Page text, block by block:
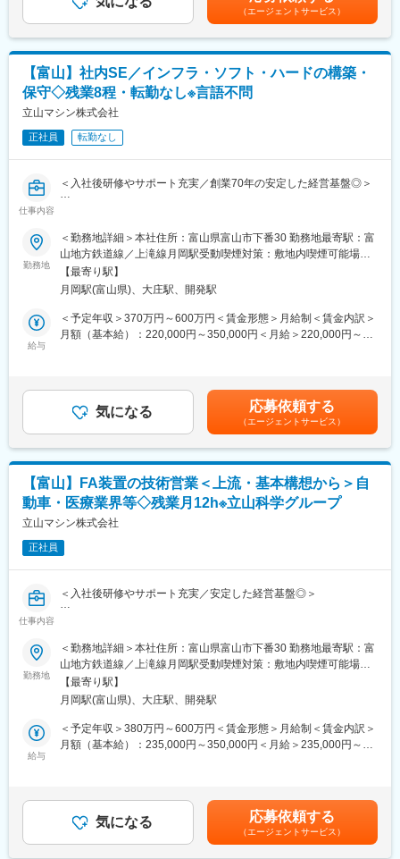
す。
★魅力２：社風
社内行事が多く、積極的に社内コミュニケーションを図っていま
す。また、40名程度の社員数なので風通しの良い働きやすい環境
が整っています。
★魅力３：充実した福利厚生
転勤がなく、家族手当や誕生日休暇、資格取得費用会社負担など
福利厚生が充実しているため、長期就業できる環境が整っていま
す。
・工場での打ち合わせ、仕様擦り合わせ
・見積の作成・提案
■特徴：
・工場全体の制御構想からPLC・HMI設計まで一貫して担当でき
ます
・複数設備を統合するライン制御・システム制御に携われます
・立上げ・調整まで自ら行い、動く瞬間を見届けられます
・安全回路・省人化・自動化を含めた最適制御を提案できます
・顧客の生産条件に合わせた制御設計で、技術力を発揮できます
◇働きやすい環境
月残業平均は12時間、年間休日は126日とワークライフバランス
◎で、手当や福利厚生も充実しています。
◇スキルアップ環境
習得が可能。
けています。現場ごとに異なる要求に合わせ、高精度で信頼性の
高いシステムを提供してきています。また、電子部品分野でも独
自技術を活かし、当社のチップ抵抗器は小惑星探査機「はやぶ
さ」に採用されるなど、極めて厳しい環境下での実績を持ちま
す。さらに近年は航空機の部品生産を本格化させるなど、航空宇
宙分野への事業展開も進めています。日常生活に身近な製品にも
当グループの技術は活かされています。たとえばガステーブルに
搭載される温度センサでは国内上位のシェアを維持しており、安
全・安心な生活インフラを支える存在として産業と暮らしの両面
で価値を提供しています。
（エージェントサービス）
【富山】社内SE／インフラ・ソフト・ハードの構築・
保守◇残業8程・転勤なし※言語不問
立山マシン株式会社
正社員 転勤なし
仕事内容
＜入社後研修やサポート充実／創業70年の安定した経営基盤◎＞
当社は、自動車・医療・事務用機器など幅広い業界向けに、組
立・検査・梱包設備を中心としたFAソリューションを提供してい
ます。この度、当社にて社内SEを募集します。社内ITインフラ・
ソフトウェア・ハードウェアの構築・保守等、幅広くご担当いた
だきます。
■魅力：
■当グループについて：
半導体や自動車、家電、医薬品といった幅広い産業向けに、組
高いシステムを提供してきています。また、電子部品分野でも独
自技術を活かし、当社のチップ抵抗器は小惑星探査機「はやぶ
さ」に採用されるなど、極めて厳しい環境下での実績を持ちま
す。さらに近年は航空機の部品生産を本格化させるなど、航空宇
宙分野への事業展開も進めています。日常生活に身近な製品にも
当グループの技術は活かされています。たとえばガステーブルに
搭載される温度センサでは国内上位のシェアを維持しており、安
全・安心な生活インフラを支える存在として産業と暮らしの両面
で価値を提供しています。
勤務地
＜勤務地詳細＞本社住所：富山県富山市下番30 勤務地最寄駅：富
山地方鉄道線／上滝線月岡駅受動喫煙対策：敷地内喫煙可能場所
あり変更の範囲：会社の定める事業所（リモートワーク含む）
【最寄り駅】
月岡駅(富山県)、大庄駅、開発駅
給与
＜予定年収＞370万円～600万円＜賃金形態＞月給制＜賃金内訳＞
月額（基本給）：220,000円～350,000円＜月給＞220,000円～
す。月給(月額)は固定手当を含めた表記です。
気になる 応募依頼する
（エージェントサービス）
【富山】FA装置の技術営業＜上流・基本構想から＞自
動車・医療業界等◇残業月12h※立山科学グループ
立山マシン株式会社
正社員
仕事内容
＜入社後研修やサポート充実／安定した経営基盤◎＞
自動車・医療・事務機器メーカー向けに、生産ラインで稼働する
FA設備（自動組立・検査・梱包など）の開発を行っています。当
社技術営業として、FA装置の提案を担当。自動化設備の基本構想
づくり～見積作成までの上流工程をお任せします。
■職務詳細：
当社は組立て・検査・梱包領域の設備を特に得意としており、長
・お客様の仕様書・課題を確認
・工場での打ち合わせ、仕様擦り合わせ
・生産設備のレイアウト・構造検討（基本構想）
勤務地
＜勤務地詳細＞本社住所：富山県富山市下番30 勤務地最寄駅：富
山地方鉄道線／上滝線月岡駅受動喫煙対策：敷地内喫煙可能場所
あり
【最寄り駅】
月岡駅(富山県)、大庄駅、開発駅
給与
＜予定年収＞380万円～600万円＜賃金形態＞月給制＜賃金内訳＞
月額（基本給）：235,000円～350,000円＜月給＞235,000円～
す。月給(月額)は固定手当を含めた表記です。
気になる 応募依頼する
（エージェントサービス）